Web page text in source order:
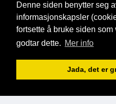
Denne siden benytter seg
informasjonskapsler
fortsette å bruke siden som
godtar dette. Mer info
Jada, det er